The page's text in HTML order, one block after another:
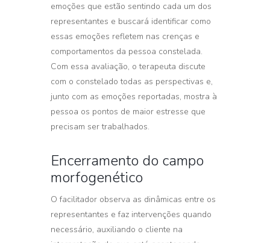
emoções que estão sentindo cada um dos
representantes e buscará identificar como
essas emoções refletem nas crenças e
comportamentos da pessoa constelada.
Com essa avaliação, o terapeuta discute
com o constelado todas as perspectivas e,
junto com as emoções reportadas, mostra à
pessoa os pontos de maior estresse que
precisam ser trabalhados.
Encerramento do campo
morfogenético
O facilitador observa as dinâmicas entre os
representantes e faz intervenções quando
necessário, auxiliando o cliente na